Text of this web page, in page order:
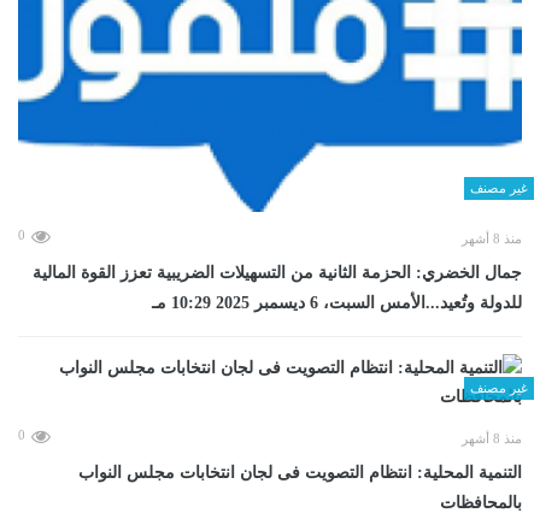
غير مصنف
منذ 8 أشهر 0
جمال الخضري: الحزمة الثانية من التسهيلات الضريبية تعزز القوة المالية
للدولة وتُعيد...الأمس السبت، 6 ديسمبر 2025 10:29 مـ
غير مصنف
منذ 8 أشهر 0
التنمية المحلية: انتظام التصويت فى لجان انتخابات مجلس النواب
بالمحافظات